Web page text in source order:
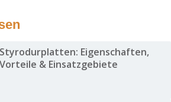
Styrodurplatten: Eigenschaften,
Vorteile & Einsatzgebiete